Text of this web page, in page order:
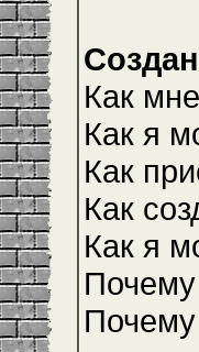
Как
Как я
Как
Как
Как я
Почему